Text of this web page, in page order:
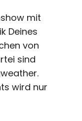
mit
Deines
von
sind
wird nur